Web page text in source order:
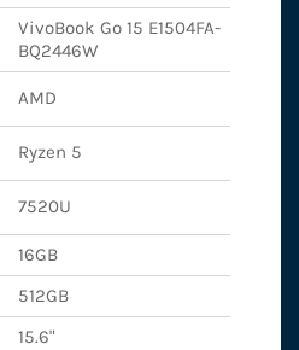
VivoBook Go 15 E1504FA-
BQ2446W
AMD
Ryzen 5
7520U
16GB
512GB
15.6"